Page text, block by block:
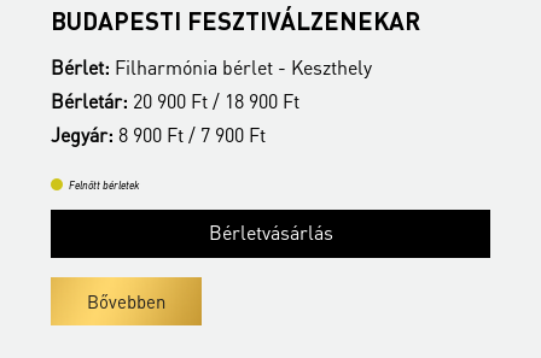
BUDAPESTI FESZTIVÁLZENEKAR
Bérlet: Filharmónia bérlet - Keszthely
Bérletár: 20 900 Ft / 18 900 Ft
Jegyár: 8 900 Ft / 7 900 Ft
Felnőtt bérletek
Bérletvásárlás
Bővebben